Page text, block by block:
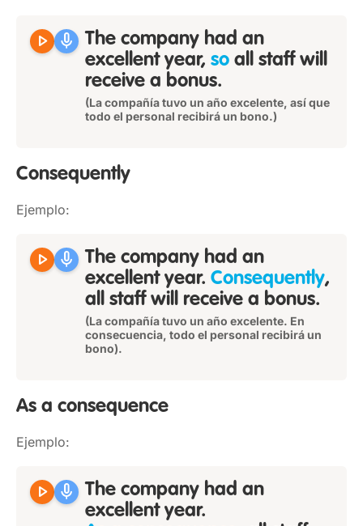
play_arrow mic The company had an
excellent year, so all staff will
receive a bonus.
(La compañía tuvo un año excelente, así que
todo el personal recibirá un bono.)
Consequently
Ejemplo:
play_arrow mic The company had an
excellent year. Consequently,
all staff will receive a bonus.
(La compañía tuvo un año excelente. En
consecuencia, todo el personal recibirá un
bono).
As a consequence
Ejemplo:
play_arrow mic The company had an
excellent year.